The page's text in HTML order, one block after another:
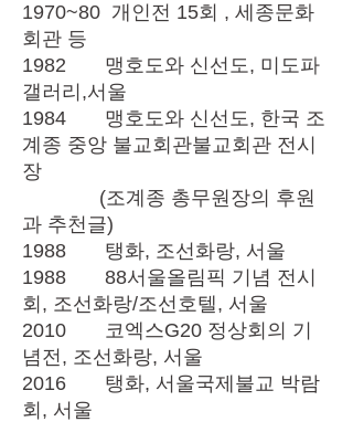
1970~80 개인전 15회 , 세종문화
회관 등
1982 맹호도와 신선도, 미도파
갤러리,서울
1984 맹호도와 신선도, 한국 조
계종 중앙 불교회관불교회관 전시
장
(조계종 총무원장의 후원
과 추천글)
1988 탱화, 조선화랑, 서울
1988 88서울올림픽 기념 전시
회, 조선화랑/조선호텔, 서울
2010 코엑스G20 정상회의 기
념전, 조선화랑, 서울
2016 탱화, 서울국제불교 박람
회, 서울